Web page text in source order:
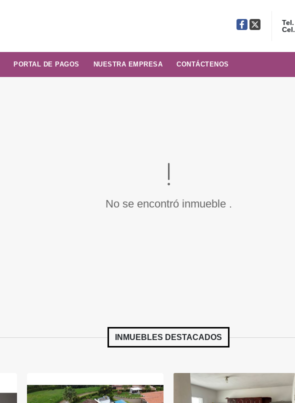
Facebook
X Tel.
Cel.
PORTAL DE PAGOS NUESTRA EMPRESA CONTÁCTENOS
No se encontró inmueble .
INMUEBLES DESTACADOS